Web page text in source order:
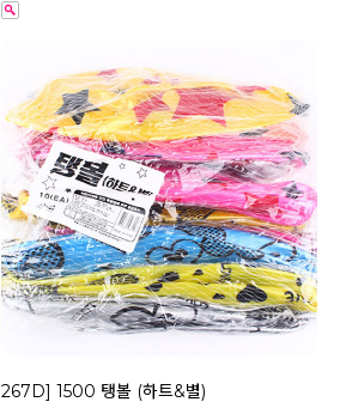
267D] 1500 탱볼 (하트&별)